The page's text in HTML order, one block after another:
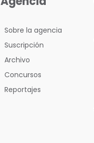
Sobre la agencia
Suscripción
Archivo
Concursos
Reportajes